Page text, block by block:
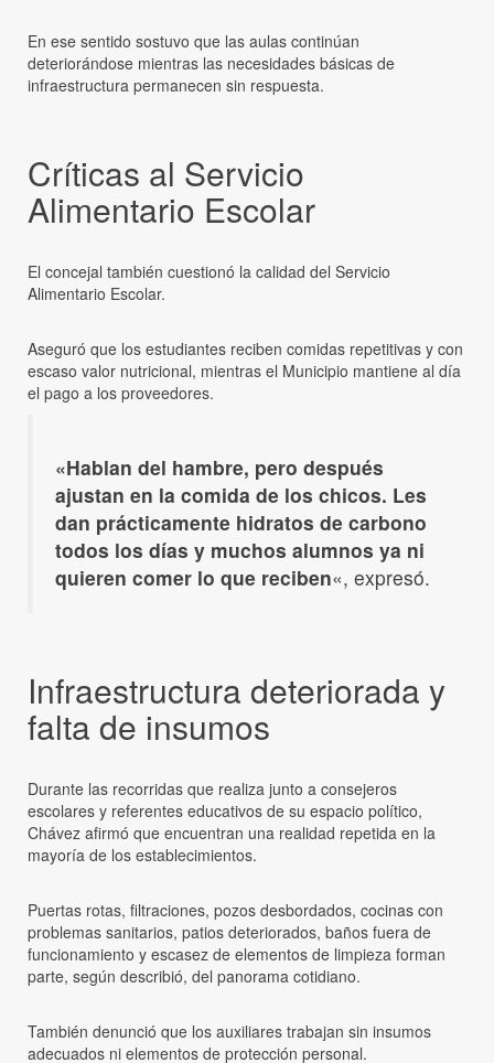
En ese sentido sostuvo que las aulas continúan
deteriorándose mientras las necesidades básicas de
infraestructura permanecen sin respuesta.
Críticas al Servicio
Alimentario Escolar
El concejal también cuestionó la calidad del Servicio
Alimentario Escolar.
Aseguró que los estudiantes reciben comidas repetitivas y con
escaso valor nutricional, mientras el Municipio mantiene al día
el pago a los proveedores.
«Hablan del hambre, pero después
ajustan en la comida de los chicos. Les
dan prácticamente hidratos de carbono
todos los días y muchos alumnos ya ni
quieren comer lo que reciben«, expresó.
Infraestructura deteriorada y
falta de insumos
Durante las recorridas que realiza junto a consejeros
escolares y referentes educativos de su espacio político,
Chávez afirmó que encuentran una realidad repetida en la
mayoría de los establecimientos.
Puertas rotas, filtraciones, pozos desbordados, cocinas con
problemas sanitarios, patios deteriorados, baños fuera de
funcionamiento y escasez de elementos de limpieza forman
parte, según describió, del panorama cotidiano.
También denunció que los auxiliares trabajan sin insumos
adecuados ni elementos de protección personal.